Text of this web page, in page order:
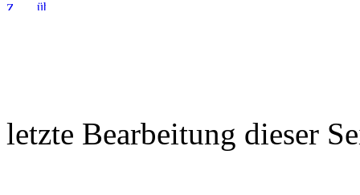
letzte Bearbeitung dieser